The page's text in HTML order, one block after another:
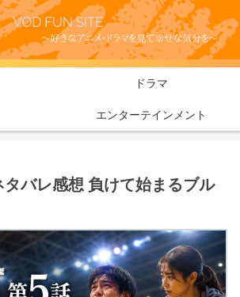
ドラマ
エンターテインメント
バレ感想 負けて始まるブル